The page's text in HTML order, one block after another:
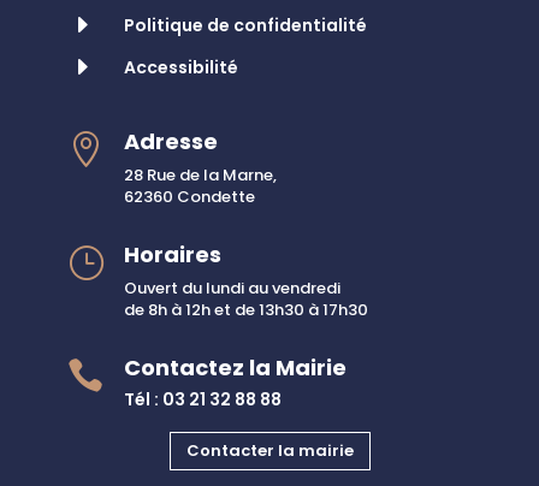
E Politique de confidentialité
E Accessibilité
 Adresse
28 Rue de la Marne,
62360 Condette
} Horaires
Ouvert du lundi au vendredi
de 8h à 12h et de 13h30 à 17h30
 Contactez la Mairie
Tél : 03 21 32 88 88
Contacter la mairie